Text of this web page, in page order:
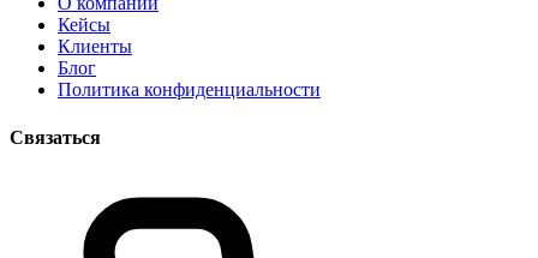
Кейсы
Клиенты
Блог
Политика конфиденциальности
Связаться